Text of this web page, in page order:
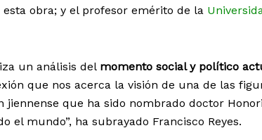
obra; y el profesor emérito de la
un análisis del momento social y político
que nos acerca la visión de una de las
que ha sido nombrado doctor
el mundo”, ha subrayado Francisco Reyes.